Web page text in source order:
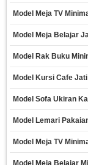
Model Meja TV
Model Meja Belajar
Model Rak Buku
Model Kursi Cafe
Model Sofa Ukiran
Model Lemari
Model Meja TV